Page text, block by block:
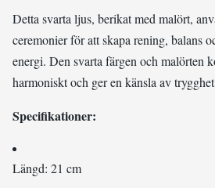
Detta svarta ljus, berikat med malört,
ceremonier för att skapa rening, balans
energi. Den svarta färgen och malörten
harmoniskt och ger en känsla av
Specifikationer:
Längd: 21 cm